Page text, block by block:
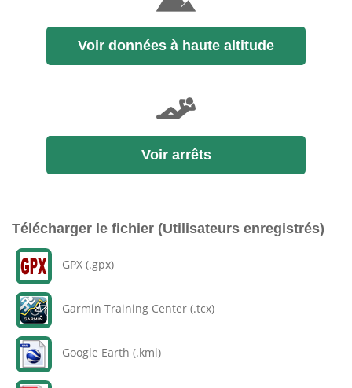
Voir données à haute altitude
Voir arrêts
Télécharger le fichier (Utilisateurs enregistrés)
GPX (.gpx)
Garmin Training Center (.tcx)
Google Earth (.kml)